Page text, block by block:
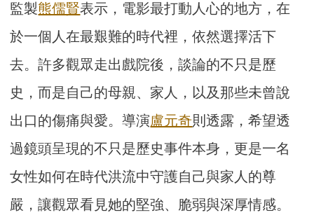
監製熊儒賢表示，電影最打動人心的地方，在
於一個人在最艱難的時代裡，依然選擇活下
去。許多觀眾走出戲院後，談論的不只是歷
史，而是自己的母親、家人，以及那些未曾說
出口的傷痛與愛。導演盧元奇則透露，希望透
過鏡頭呈現的不只是歷史事件本身，更是一名
女性如何在時代洪流中守護自己與家人的尊
嚴，讓觀眾看見她的堅強、脆弱與深厚情感。